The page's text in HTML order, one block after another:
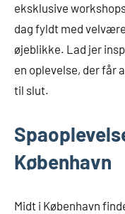
eksklusive
dag fyldt med
øjeblikke. Lad jer
en oplevelse, der får
til slut.
København
Midt i København